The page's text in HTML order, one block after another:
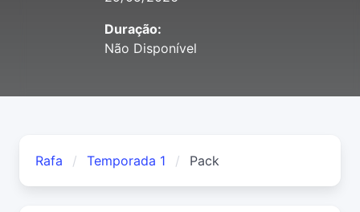
Duração:
Não Disponível
Rafa Temporada 1 Pack